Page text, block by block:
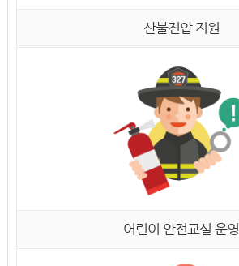
산불진압 지원
어린이 안전교실 운영